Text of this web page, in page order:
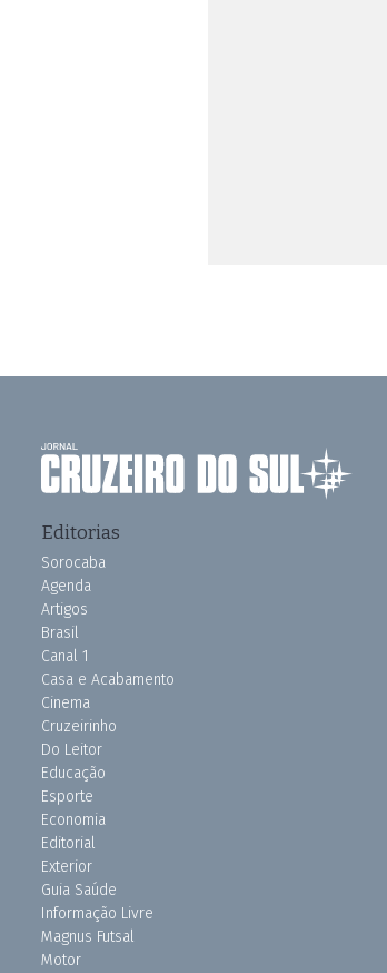
Editorias
Sorocaba
Agenda
Artigos
Brasil
Canal 1
Casa e Acabamento
Cinema
Cruzeirinho
Do Leitor
Educação
Esporte
Economia
Editorial
Exterior
Guia Saúde
Informação Livre
Magnus Futsal
Motor